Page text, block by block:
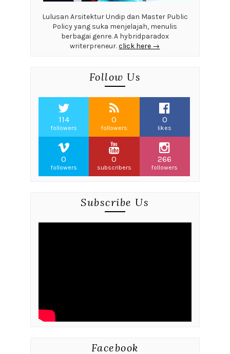
Lulusan Arsitektur Undip dan Master Public
Policy yang suka menjelajah, menulis
berbagai genre. A hybridparadox
writerpreneur.click here →
Follow Us
114
followers
0
followers
0
likes
0
followers
0
subscribers
266
followers
Subscribe Us
Facebook